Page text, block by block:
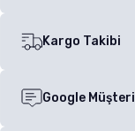
Kargo Takibi
Google